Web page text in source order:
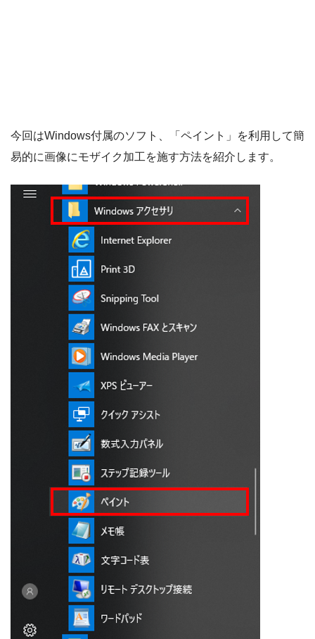
今回はWindows付属のソフト、「ペイント」を利用して簡
易的に画像にモザイク加工を施す方法を紹介します。